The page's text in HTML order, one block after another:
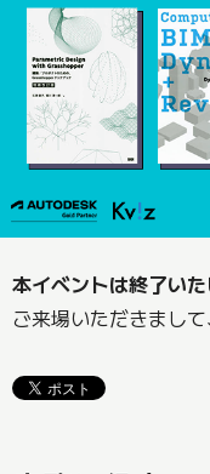
本イベントは終了いた
ご来場いただきまし